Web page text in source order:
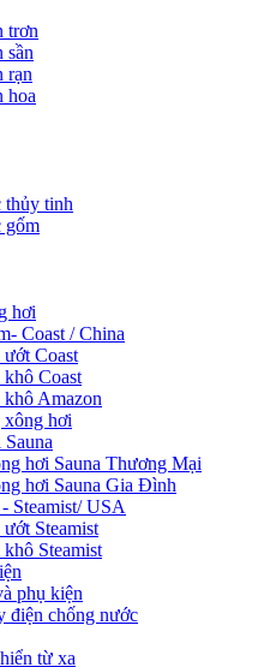
trơn
sần
rạn
hoa
thủy tinh
gốm
hơi
Coast / China
Coast
Coast
Amazon
xông hơi
hơi Sauna Thương Mại
hơi Sauna Gia Đình
Steamist/ USA
Steamist
Steamist
phụ kiện
điện chống nước
từ xa